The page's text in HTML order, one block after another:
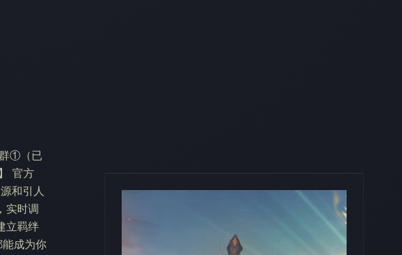
①（已
官方
和引人
实时调
立羁绊
成为你